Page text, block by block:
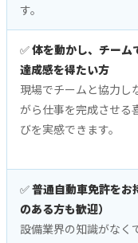
す。
✅体を動かし、チーム
達成感を得たい方
現場でチームと協力し
がら仕事を完成させる
びを実感できます。
✅普通自動車免許をお
のある方も歓迎）
設備業界の知識がなく